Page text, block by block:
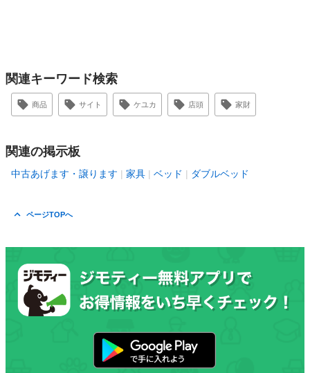
関連キーワード検索
商品 サイト ケユカ 店頭 家財
関連の掲示板
中古あげます・譲ります 家具 ベッド ダブルベッド
ページTOPへ